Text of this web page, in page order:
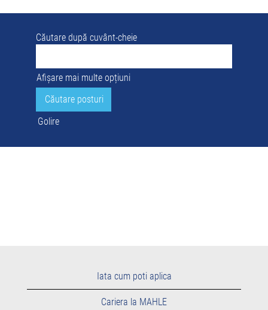
Căutare după cuvânt-cheie
Afișare mai multe opțiuni
Golire
Iata cum poti aplica
Cariera la MAHLE